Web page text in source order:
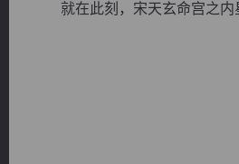
就在此刻，宋天玄命宫之内